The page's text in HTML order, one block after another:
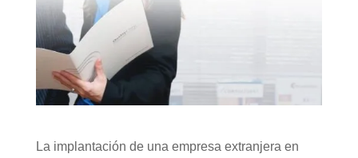
La implantación de una empresa extranjera en